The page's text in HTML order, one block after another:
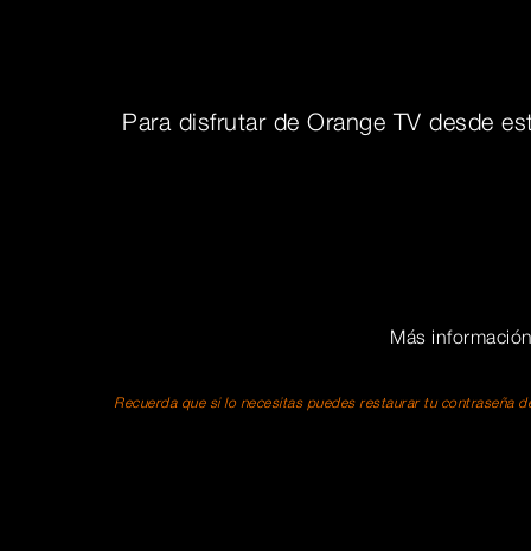
Para disfrutar de Orange TV desde
Más
Recuerda que si lo necesitas puedes restaurar tu contraseña